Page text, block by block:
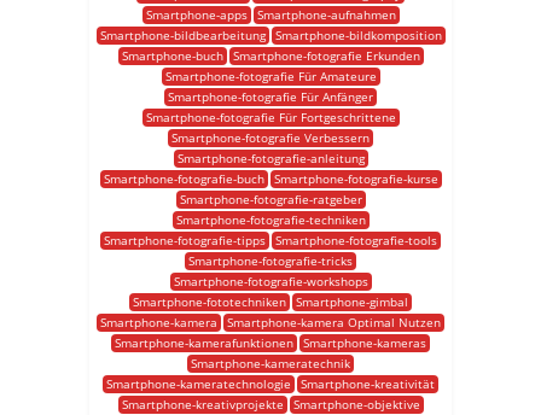
Smartphone-apps
Smartphone-aufnahmen
Smartphone-bildbearbeitung
Smartphone-bildkomposition
Smartphone-buch
Smartphone-fotografie Erkunden
Smartphone-fotografie Für Amateure
Smartphone-fotografie Für Anfänger
Smartphone-fotografie Für Fortgeschrittene
Smartphone-fotografie Verbessern
Smartphone-fotografie-anleitung
Smartphone-fotografie-buch
Smartphone-fotografie-kurse
Smartphone-fotografie-ratgeber
Smartphone-fotografie-techniken
Smartphone-fotografie-tipps Smartphone-fotografie-tools
Smartphone-fotografie-tricks
Smartphone-fotografie-workshops
Smartphone-fototechniken Smartphone-gimbal
Smartphone-kamera
Smartphone-kamera Optimal Nutzen
Smartphone-kamerafunktionen Smartphone-kameras
Smartphone-kameratechnik
Smartphone-kameratechnologie
Smartphone-kreativität
Smartphone-kreativprojekte
Smartphone-objektive